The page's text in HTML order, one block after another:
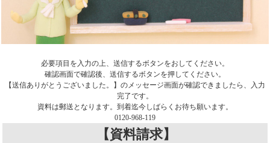
必要項目を入力の上、送信するボタンをおしてください。
確認画面で確認後、送信するボタンを押してください。
【送信ありがとうございました。】のメッセージ画面が確認できましたら、入力
完了です。
資料は郵送となります。到着迄今しばらくお待ち願います。
0120-968-119
【資料請求】